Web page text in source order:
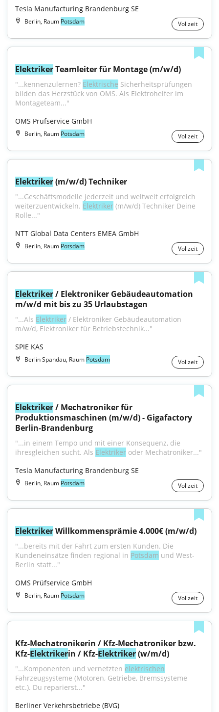
Tesla Manufacturing Brandenburg SE
Berlin, Raum Potsdam Vollzeit
Elektriker Teamleiter für Montage (m/w/d)
"...kennenzulernen? Elektrische Sicherheitsprüfungen
bilden das Herzstück von OMS. Als Elektrohelfer im
Montageteam..."
OMS Prüfservice GmbH
Berlin, Raum Potsdam Vollzeit
Elektriker (m/w/d) Techniker
"...Geschäftsmodelle jederzeit und weltweit erfolgreich
weiterzuentwickeln. Elektriker (m/w/d) Techniker Deine
Rolle..."
NTT Global Data Centers EMEA GmbH
Berlin, Raum Potsdam Vollzeit
Elektriker / Elektroniker Gebäudeautomation
m/w/d mit bis zu 35 Urlaubstagen
"...Als Elektriker / Elektroniker Gebäudeautomation
m/w/d, Elektroniker für Betriebstechnik..."
SPIE KAS
Berlin Spandau, Raum Potsdam Vollzeit
Elektriker / Mechatroniker für
Produktionsmaschinen (m/w/d) - Gigafactory
Berlin-Brandenburg
"...in einem Tempo und mit einer Konsequenz, die
ihresgleichen sucht. Als Elektriker oder Mechatroniker..."
Tesla Manufacturing Brandenburg SE
Berlin, Raum Potsdam Vollzeit
Elektriker Willkommensprämie 4.000€ (m/w/d)
"...bereits mit der Fahrt zum ersten Kunden. Die
Kundeneinsätze finden regional in Potsdam und West-
Berlin statt..."
OMS Prüfservice GmbH
Berlin, Raum Potsdam Vollzeit
Kfz-Mechatronikerin / Kfz-Mechatroniker bzw.
Kfz-Elektrikerin / Kfz-Elektriker (w/m/d)
"...Komponenten und vernetzten elektrischen
Fahrzeugsysteme (Motoren, Getriebe, Bremssysteme
etc.). Du reparierst..."
Berliner Verkehrsbetriebe (BVG)